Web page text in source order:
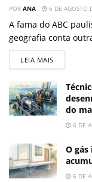
POR ANA 6 DE AGOSTO
A fama do ABC
geografia conta
LEIA MAIS
do
6 DE
O
6 DE